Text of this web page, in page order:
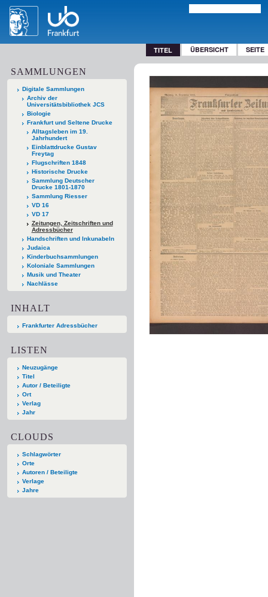
TITEL ÜBERSICHT SEITE
SAMMLUNGEN
Digitale Sammlungen
Archiv der
Universitätsbibliothek JCS
Biologie
Frankfurt und Seltene Drucke
Alltagsleben im 19.
Jahrhundert
Einblattdrucke Gustav
Freytag
Flugschriften 1848
Historische Drucke
Sammlung Deutscher
Drucke 1801-1870
Sammlung Riesser
VD 16
VD 17
Zeitungen, Zeitschriften und
Adressbücher
Handschriften und Inkunabeln
Judaica
Kinderbuchsammlungen
Koloniale Sammlungen
Musik und Theater
Nachlässe
INHALT
Frankfurter Adressbücher
LISTEN
Neuzugänge
Titel
Autor / Beteiligte
Ort
Verlag
Jahr
CLOUDS
Schlagwörter
Orte
Autoren / Beteiligte
Verlage
Jahre